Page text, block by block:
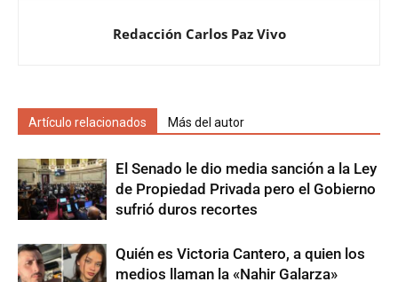
Redacción Carlos Paz Vivo
Artículo relacionados Más del autor
El Senado le dio media sanción a la Ley
de Propiedad Privada pero el Gobierno
sufrió duros recortes
Quién es Victoria Cantero, a quien los
medios llaman la «Nahir Galarza»